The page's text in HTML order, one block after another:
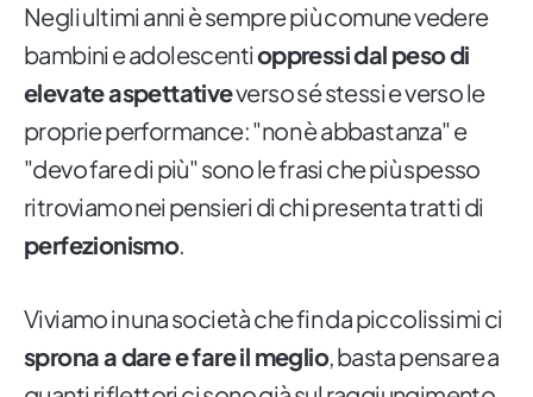
Negli ultimi anni è sempre più comune vedere
bambini e adolescentioppressi dal peso di
elevate aspettativeverso sé stessi e verso le
proprie performance: "non è abbastanza" e
"devo fare di più" sono le frasi che più spesso
ritroviamo nei pensieri di chi presenta tratti di
perfezionismo.
Viviamo in una società che fin da piccolissimi ci
sprona a dare e fare il meglio, basta pensare a